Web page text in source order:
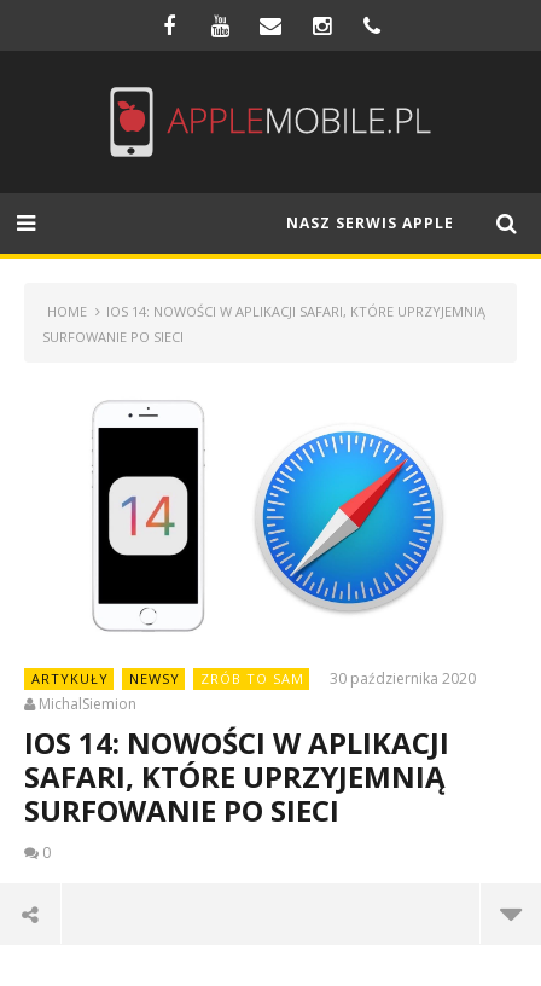
NASZ SERWIS APPLE
HOME
IOS 14: NOWOŚCI W APLIKACJI SAFARI, KTÓRE UPRZYJEMNIĄ
SURFOWANIE PO SIECI
ARTYKUŁY NEWSY ZRÓB TO SAM
30 października 2020
MichalSiemion
IOS 14: NOWOŚCI W APLIKACJI
SAFARI, KTÓRE UPRZYJEMNIĄ
SURFOWANIE PO SIECI
0